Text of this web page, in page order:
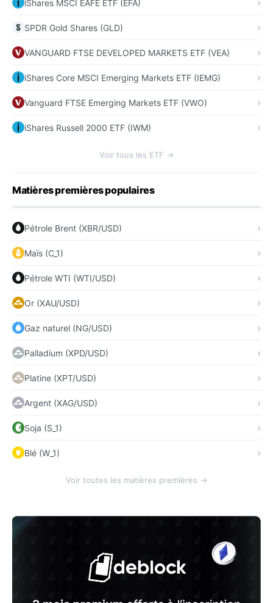
iShares MSCI EAFE ETF (EFA)
SPDR Gold Shares (GLD)
VANGUARD FTSE DEVELOPED MARKETS ETF (VEA)
iShares Core MSCI Emerging Markets ETF (IEMG)
Vanguard FTSE Emerging Markets ETF (VWO)
iShares Russell 2000 ETF (IWM)
Voir tous les ETF →
Matières premières populaires
Pétrole Brent (XBR/USD)
Maïs (C_1)
Pétrole WTI (WTI/USD)
Or (XAU/USD)
Gaz naturel (NG/USD)
Palladium (XPD/USD)
Platine (XPT/USD)
Argent (XAG/USD)
Soja (S_1)
Blé (W_1)
Voir toutes les matières premières →